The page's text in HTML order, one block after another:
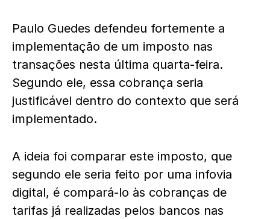
Paulo Guedes defendeu fortemente a
implementação de um imposto nas
transações nesta última quarta-feira.
Segundo ele, essa cobrança seria
justificável dentro do contexto que será
implementado.
A ideia foi comparar este imposto, que
segundo ele seria feito por uma infovia
digital, é compará-lo às cobranças de
tarifas já realizadas pelos bancos nas